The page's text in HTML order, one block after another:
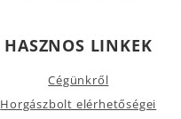
HASZNOS LINKEK
Cégünkről
Horgászbolt elérhetőségei